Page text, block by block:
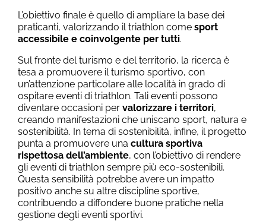
L’obiettivo finale è quello di ampliare la base dei
praticanti, valorizzando il triathlon come sport
accessibile e coinvolgente per tutti.
Sul fronte del turismo e del territorio, la ricerca è
tesa a promuovere il turismo sportivo, con
un’attenzione particolare alle località in grado di
ospitare eventi di triathlon. Tali eventi possono
diventare occasioni per valorizzare i territori,
creando manifestazioni che uniscano sport, natura e
sostenibilità. In tema di sostenibilità, infine, il progetto
punta a promuovere una cultura sportiva
rispettosa dell’ambiente, con l’obiettivo di rendere
gli eventi di triathlon sempre più eco-sostenibili.
Questa sensibilità potrebbe avere un impatto
positivo anche su altre discipline sportive,
contribuendo a diffondere buone pratiche nella
gestione degli eventi sportivi.